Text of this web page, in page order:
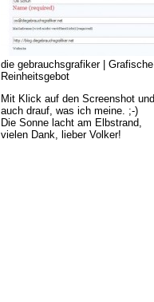
die gebrauchsgrafiker |
Reinheitsgebot
Mit Klick auf den Screenshot
auch drauf, was ich meine. ;-)
Die Sonne lacht am Elbstrand,
vielen Dank, lieber Volker!